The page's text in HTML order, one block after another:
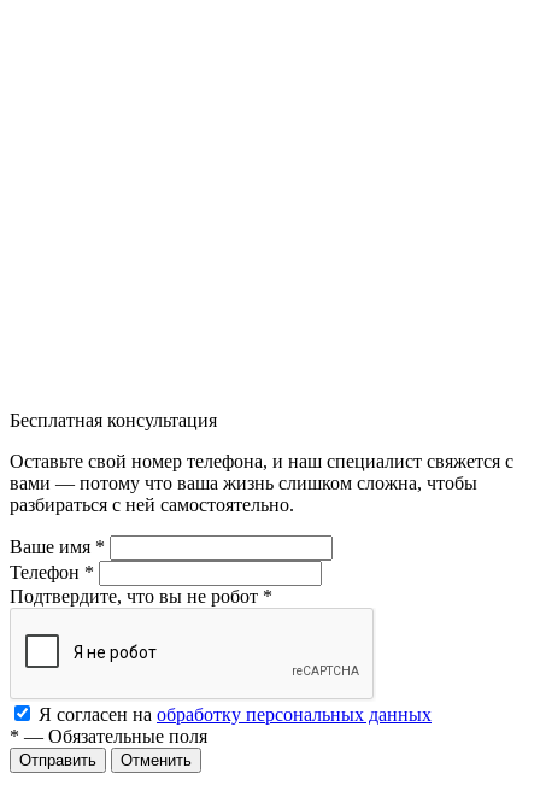
Бесплатная консультация
Оставьте свой номер телефона, и наш специалист свяжется с
вами — потому что ваша жизнь слишком сложна, чтобы
разбираться с ней самостоятельно.
Ваше имя *
Телефон *
Подтвердите, что вы не робот *
Я согласен на обработку персональных данных
* — Обязательные поля
Отменить